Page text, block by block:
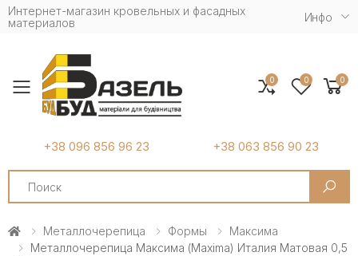
Интернет-магазин кровельных и фасадных
материалов
Инфо
Toggle mobile menu
+38 096 856 96 23 +38 063 856 90 23
Search
0 0 0
Металлочерепица Формы
Максима
Металлочерепица Максима (Maxima) Италия Матовая 0,5